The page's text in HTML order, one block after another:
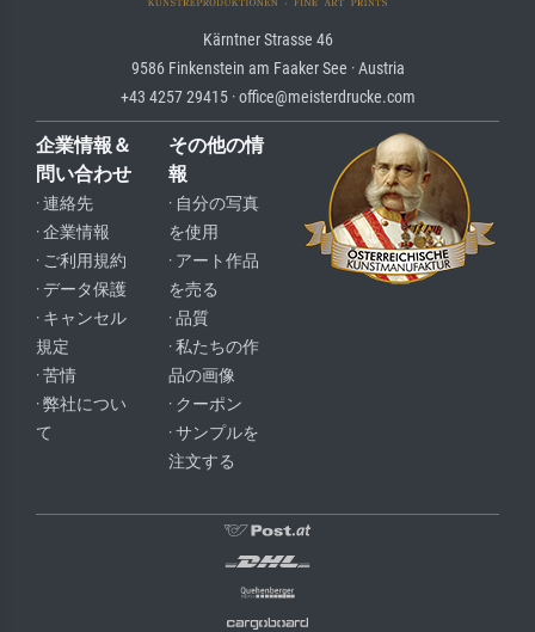
Kärntner Strasse 46
9586 Finkenstein am Faaker See · Austria
+43 4257 29415 · office@meisterdrucke.com
企業情報＆
問い合わせ
· 連絡先
· 企業情報
· ご利用規約
· データ保護
· キャンセル
規定
· 苦情
· 弊社につい
て
その他の情
報
· 自分の写真
を使用
· アート作品
を売る
· 品質
· 私たちの作
品の画像
· クーポン
· サンプルを
注文する